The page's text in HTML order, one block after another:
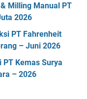
Milling Manual PT
2026
PT Fahrenheit
– Juni 2026
Kemas Surya
– 2026